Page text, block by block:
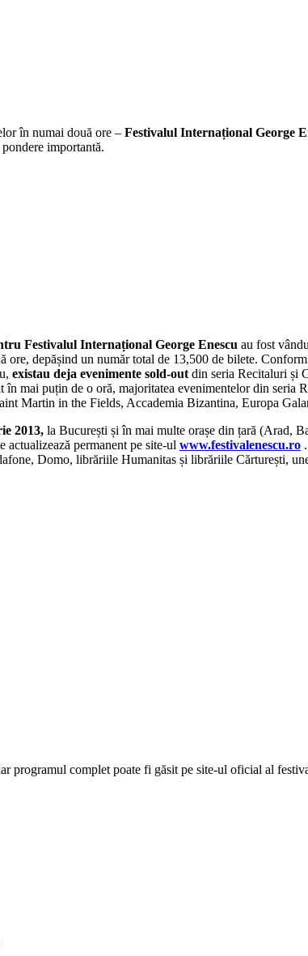
în numai două ore – Festivalul Internațional George
importantă.
Festivalul Internațional George Enescu au fost
ore, depășind un număr total de 13,500 de bilete. Conform
existau deja evenimente sold-out din seria Recitaluri și
mai puțin de o oră, majoritatea evenimentelor din seria
Martin in the Fields, Accademia Bizantina, Europa
2013, la București și în mai multe orașe din țară (Arad,
permanent pe site-ul www.festivalenescu.ro
Domo, librăriile Humanitas și librăriile Cărturești,
programul complet poate fi găsit pe site-ul oficial al